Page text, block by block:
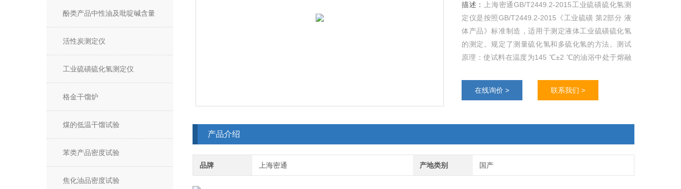
酚类产品中性油及吡啶碱含量
活性炭测定仪
工业硫磺硫化氢测定仪
格金干馏炉
煤的低温干馏试验
苯类产品密度试验
焦化油品密度试验
描述：
上海密通GB/T2449.2-2015工业硫磺硫化氢测
定仪是按照GB/T2449.2-2015《工业硫磺 第2部分 液
体产品》标准制造，适用于测定液体工业硫磺硫化氢
的测定。规定了测量硫化氢和多硫化氢的方法。测试
原理：使试料在温度为145 ℃±2 ℃的油浴中处于熔融
在线询价 >
联系我们 >
产品介绍
品牌 上海密通 产地类别 国产